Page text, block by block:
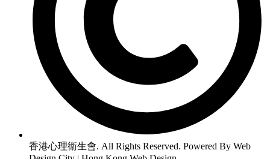
香港心理衞生會. All Rights Reserved. Powered By Web